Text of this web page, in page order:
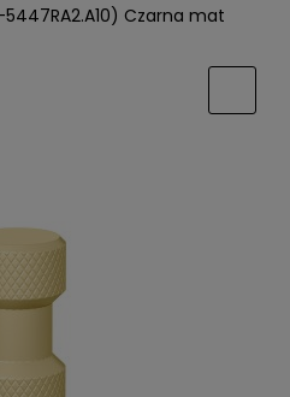
5447RA2.A10) Czarna mat